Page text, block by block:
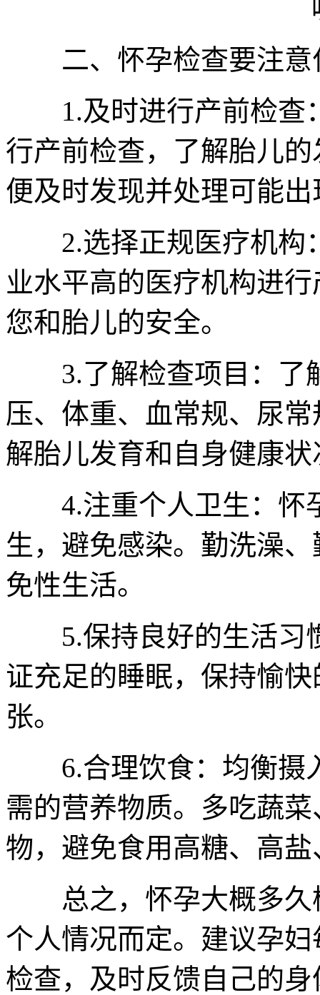
二、怀孕检查要注意
1.及时进行产前检查
行产前检查，了解胎儿
便及时发现并处理可能
2.选择正规医疗机构
业水平高的医疗机构进
您和胎儿的安全。
3.了解检查项目：了
压、体重、血常规、尿
解胎儿发育和自身健康状
4.注重个人卫生：怀
生，避免感染。勤洗澡
免性生活。
5.保持良好的生活习
证充足的睡眠，保持愉
张。
6.合理饮食：均衡摄
需的营养物质。多吃蔬
物，避免食用高糖、高
总之，怀孕大概多久
个人情况而定。建议孕
检查，及时反馈自己的